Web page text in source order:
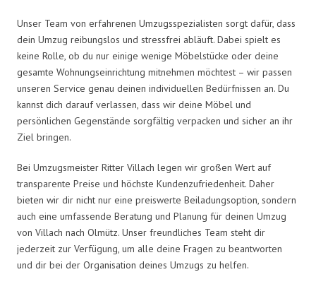
Unser Team von erfahrenen Umzugsspezialisten sorgt dafür, dass
dein Umzug reibungslos und stressfrei abläuft. Dabei spielt es
keine Rolle, ob du nur einige wenige Möbelstücke oder deine
gesamte Wohnungseinrichtung mitnehmen möchtest – wir passen
unseren Service genau deinen individuellen Bedürfnissen an. Du
kannst dich darauf verlassen, dass wir deine Möbel und
persönlichen Gegenstände sorgfältig verpacken und sicher an ihr
Ziel bringen.
Bei Umzugsmeister Ritter Villach legen wir großen Wert auf
transparente Preise und höchste Kundenzufriedenheit. Daher
bieten wir dir nicht nur eine preiswerte Beiladungsoption, sondern
auch eine umfassende Beratung und Planung für deinen Umzug
von Villach nach Olmütz. Unser freundliches Team steht dir
jederzeit zur Verfügung, um alle deine Fragen zu beantworten
und dir bei der Organisation deines Umzugs zu helfen.